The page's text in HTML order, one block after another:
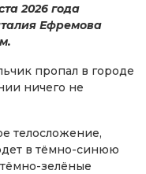
2026 года
Ефремова
пропал в городе
ничего не
телосложение,
в тёмно-синюю
зелёные